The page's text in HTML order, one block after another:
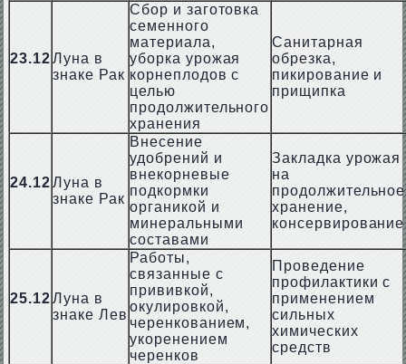
23.12Луна в
знаке Рак
Сбор и заготовка
семенного
материала,
уборка урожая
корнеплодов с
целью
продолжительного
хранения
Санитарная
обрезка,
пикирование и
прищипка
24.12Луна в
знаке Рак
Внесение
удобрений и
внекорневые
подкормки
органикой и
минеральными
составами
Закладка урожая
на
продолжительное
хранение,
консервирование
25.12Луна в
знаке Лев
Работы,
связанные с
прививкой,
окулировкой,
черенкованием,
укоренением
черенков
Проведение
профилактики с
применением
сильных
химических
средств